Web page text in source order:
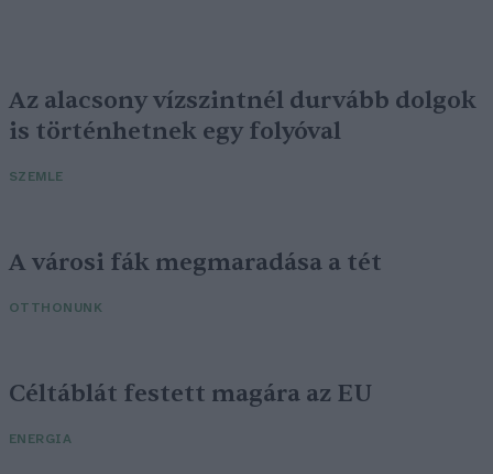
Az alacsony vízszintnél durvább dolgok
is történhetnek egy folyóval
SZEMLE
A városi fák megmaradása a tét
OTTHONUNK
Céltáblát festett magára az EU
ENERGIA